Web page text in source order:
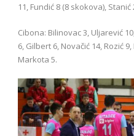
11, Fundić 8 (8 skokova), Stanić
Cibona: Bilinovac 3, Uljarević
6, Gilbert 6, Novačić 14, Rozić
Markota 5.